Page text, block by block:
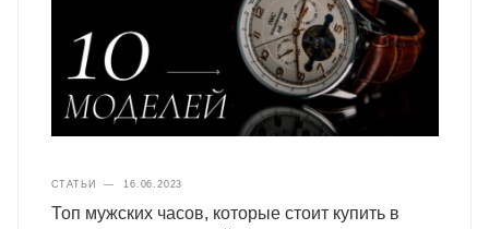
СТАТЬИ — 16.06.2023
Топ мужских часов, которые стоит купить в